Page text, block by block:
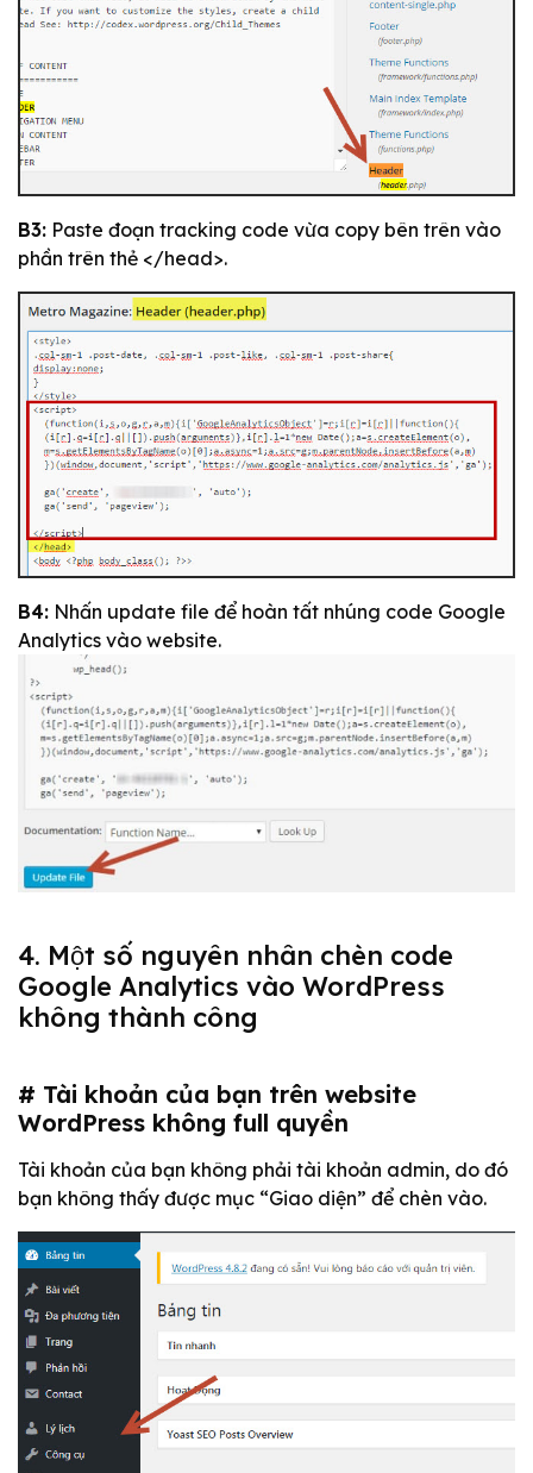
B3: Paste đoạn tracking code vừa copy bên trên vào
phần trên thẻ </head>.
B4: Nhấn update file để hoàn tất nhúng code Google
Analytics vào website.
4. Một số nguyên nhân chèn code
Google Analytics vào WordPress
không thành công
# Tài khoản của bạn trên website
WordPress không full quyền
Tài khoản của bạn không phải tài khoản admin, do đó
bạn không thấy được mục “Giao diện” để chèn vào.